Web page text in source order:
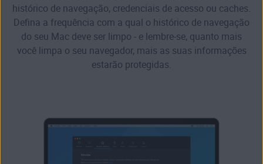
histórico de navegação, credenciais de acesso ou caches.
Defina a frequência com a qual o histórico de navegação
do seu Mac deve ser limpo - e lembre-se, quanto mais
você limpa o seu navegador, mais as suas informações
estarão protegidas.